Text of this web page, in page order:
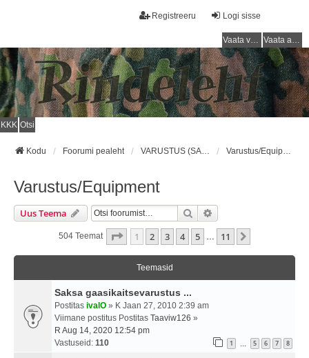
Logi sisse
Registreeru
Vaata vastamata teemasi Vaata aktiivseid teemasid
KKK Otsi
Kodu Foorumi pealeht VARUSTUS (SAKSA SÕJAVÄGI) / EQUIPMENT (GERMAN ARMY) Varustus/Equipment
Varustus/Equipment
Uus Teema Otsi
504 Teemat . Leht11 -st
1 2 3 4 5 … 11
Teemasid
Saksa gaasikaitsevarustus ...
Postitas ivalO » K Jaan 27, 2010 2:39 am
Viimane postitus Postitas Taaviw126 »
R Aug 14, 2020 12:54 pm
Vastuseid: 110 1 5 6 7 8